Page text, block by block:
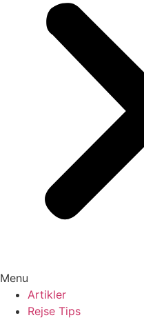
Menu
Artikler
Rejse Tips